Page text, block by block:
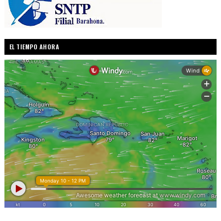
EL TIEMPO AHORA